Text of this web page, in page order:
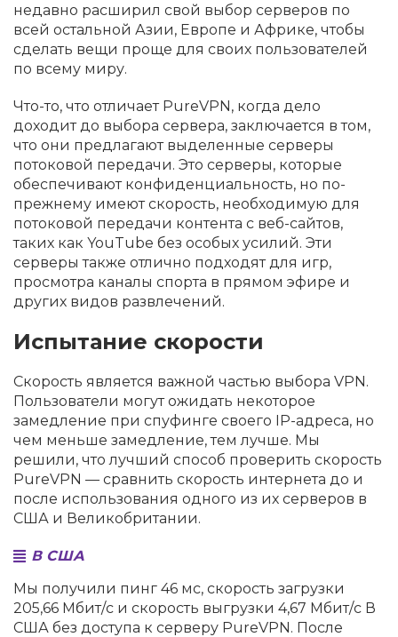
недавно расширил свой выбор серверов по
всей остальной Азии, Европе и Африке, чтобы
сделать вещи проще для своих пользователей
по всему миру.
Что-то, что отличает PureVPN, когда дело
доходит до выбора сервера, заключается в том,
что они предлагают выделенные серверы
потоковой передачи. Это серверы, которые
обеспечивают конфиденциальность, но по-
прежнему имеют скорость, необходимую для
потоковой передачи контента с веб-сайтов,
таких как YouTube без особых усилий. Эти
серверы также отлично подходят для игр,
просмотра каналы спорта в прямом эфире и
других видов развлечений.
Испытание скорости
Скорость является важной частью выбора VPN.
Пользователи могут ожидать некоторое
замедление при спуфинге своего IP-адреса, но
чем меньше замедление, тем лучше. Мы
решили, что лучший способ проверить скорость
PureVPN — сравнить скорость интернета до и
после использования одного из их серверов в
США и Великобритании.
В США
Мы получили пинг 46 мс, скорость загрузки
205,66 Мбит/с и скорость выгрузки 4,67 Мбит/с В
США без доступа к серверу PureVPN. После